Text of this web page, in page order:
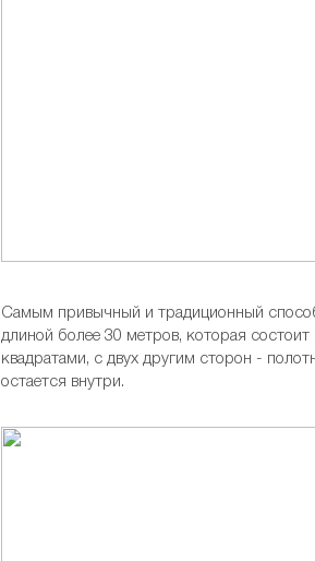
Самым привычный и традиционный способ
длиной более 30 метров, которая
квадратами, с двух другим сторон -
остается внутри.